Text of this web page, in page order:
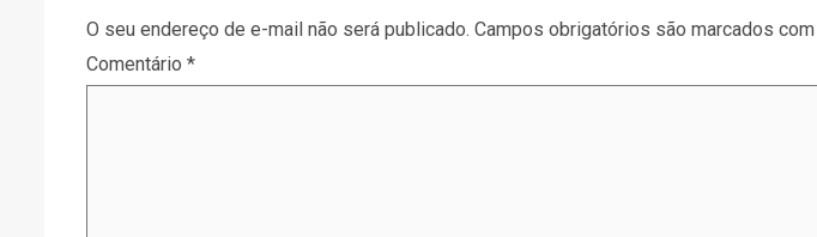
O seu endereço de e-mail não será publicado. Campos obrigatórios são marcados com
Comentário *